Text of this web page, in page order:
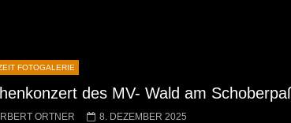
FOTOGALERIE
des MV- Wald am
ORTNER 8. DEZEMBER 2025